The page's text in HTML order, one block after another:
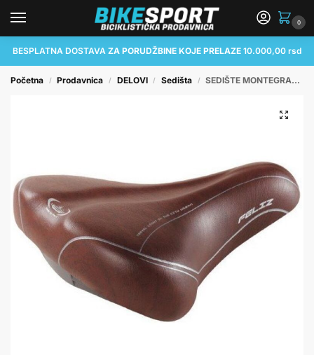
0
BESPLATNA DOSTAVA ZA PORUDŽBINE KOJE PRELAZE 10.000,00 rsd
Početna / Prodavnica / DELOVI / Sedišta / SEDIŠTE MONTEGRAPPA FELIZ scansano